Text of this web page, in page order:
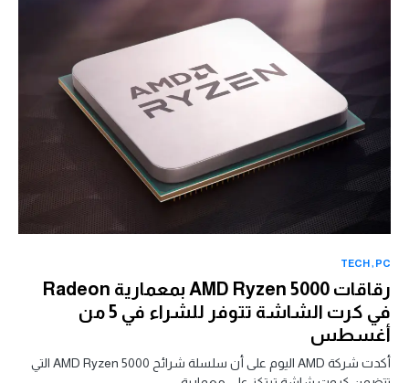
PC
TECH
رقاقات AMD Ryzen 5000 بمعمارية Radeon
في كرت الشاشة تتوفر للشراء في 5 من
أغسطس
أكدت شركة AMD اليوم على أن سلسلة شرائح AMD Ryzen 5000 التي